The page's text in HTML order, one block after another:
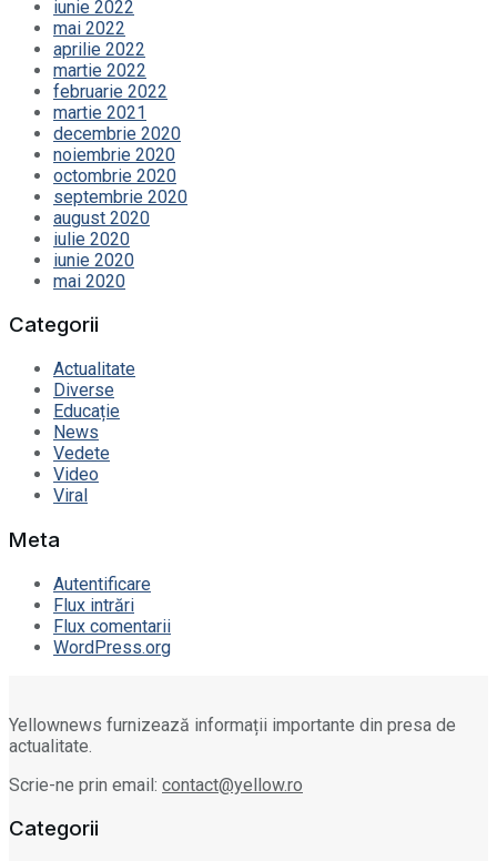
iunie 2022
mai 2022
aprilie 2022
martie 2022
februarie 2022
martie 2021
decembrie 2020
noiembrie 2020
octombrie 2020
septembrie 2020
august 2020
iulie 2020
iunie 2020
mai 2020
Categorii
Actualitate
Diverse
Educație
News
Vedete
Video
Viral
Meta
Autentificare
Flux intrări
Flux comentarii
WordPress.org
Yellownews furnizează informații importante din presa de
actualitate.
Scrie-ne prin email: contact@yellow.ro
Categorii